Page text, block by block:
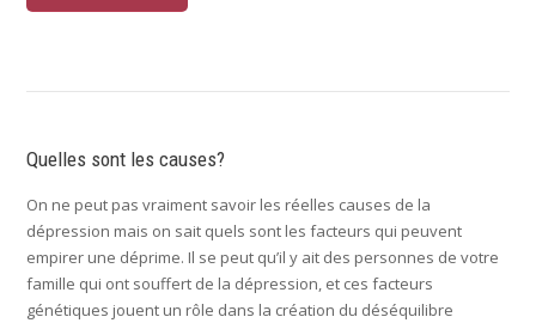
Quelles sont les causes?
On ne peut pas vraiment savoir les réelles causes de la
dépression mais on sait quels sont les facteurs qui peuvent
empirer une déprime. Il se peut qu’il y ait des personnes de votre
famille qui ont souffert de la dépression, et ces facteurs
génétiques jouent un rôle dans la création du déséquilibre